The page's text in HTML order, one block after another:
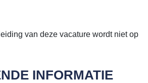
van deze vacature wordt niet op
INFORMATIE